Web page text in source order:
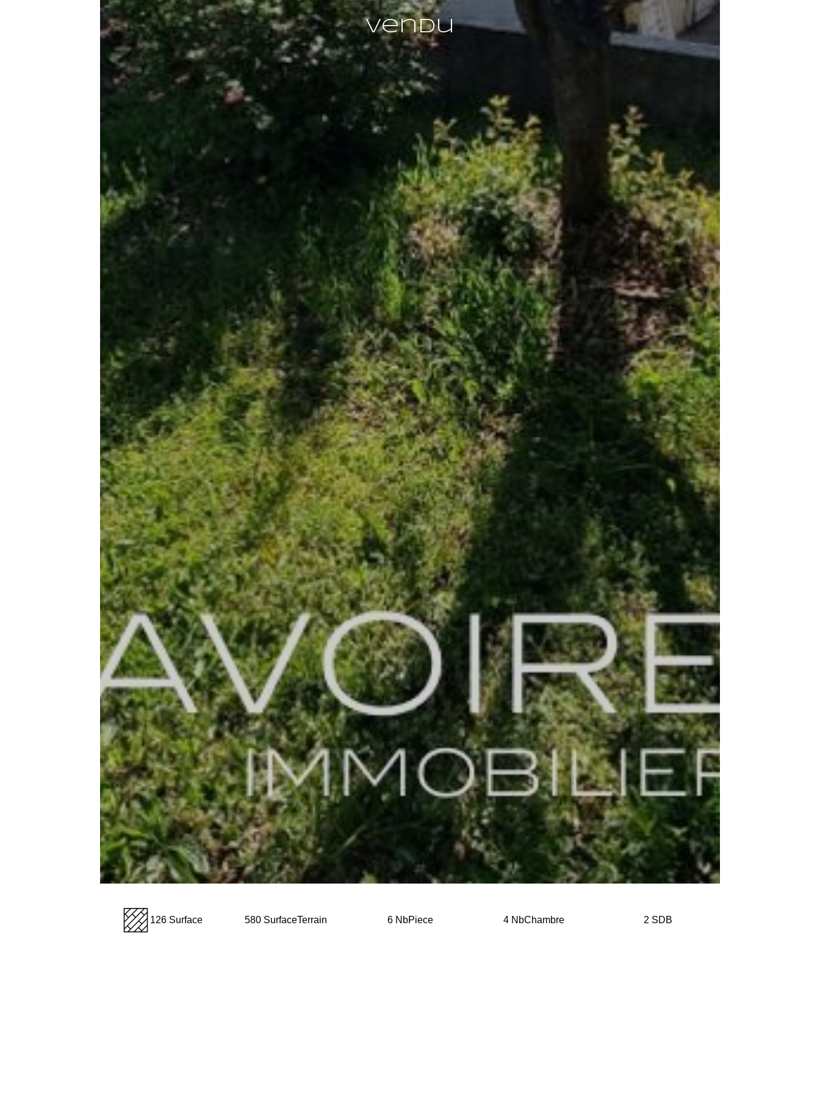
vendu
126 Surface 580 SurfaceTerrain 6 NbPiece 4 NbChambre 2 SDB